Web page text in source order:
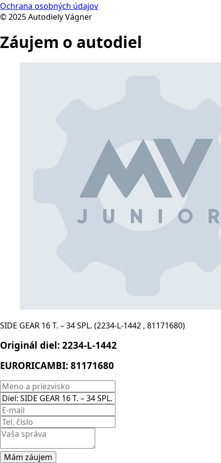
Ochrana osobných údajov
© 2025 Autodiely Vágner
Záujem o autodiel
SIDE GEAR 16 T. – 34 SPL. (2234-L-1442 , 81171680)
Originál diel: 2234-L-1442
EURORICAMBI: 81171680
Mám záujem